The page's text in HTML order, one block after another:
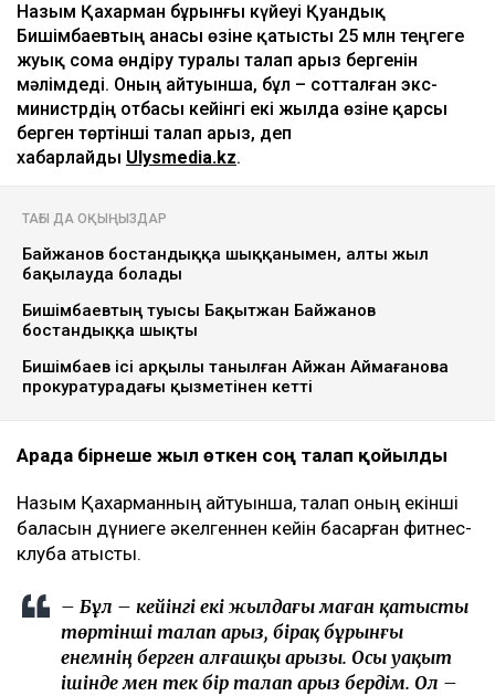
Назым Қахарман бұрынғы күйеуі Қуандық
Бишімбаевтың анасы өзіне қатысты 25 млн теңгеге
жуық сома өндіру туралы талап арыз бергенін
мәлімдеді. Оның айтуынша, бұл – сотталған экс-
министрдің отбасы кейінгі екі жылда өзіне қарсы
берген төртінші талап арыз, деп
хабарлайды Ulysmedia.kz.
ТАҒЫ ДА ОҚЫҢЫЗДАР
Байжанов бостандыққа шыққанымен, алты жыл
бақылауда болады
Бишімбаевтың туысы Бақытжан Байжанов
бостандыққа шықты
Бишімбаев ісі арқылы танылған Айжан Аймағанова
прокуратурадағы қызметінен кетті
Арада бірнеше жыл өткен соң талап қойылды
Назым Қахарманның айтуынша, талап оның екінші
баласын дүниеге әкелгеннен кейін басқарған фитнес-
клубқа қатысты.
– Бұл – кейінгі екі жылдағы маған қатысты
төртінші талап арыз, бірақ бұрынғы
енемнің берген алғашқы арызы. Осы уақыт
ішінде мен тек бір талап арыз бердім. Ол –